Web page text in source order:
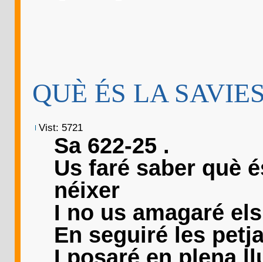
QUÈ ÉS LA
Vist: 5721
Sa 622-25 .
Us faré saber què
néixer
I no us amagaré
En seguiré les